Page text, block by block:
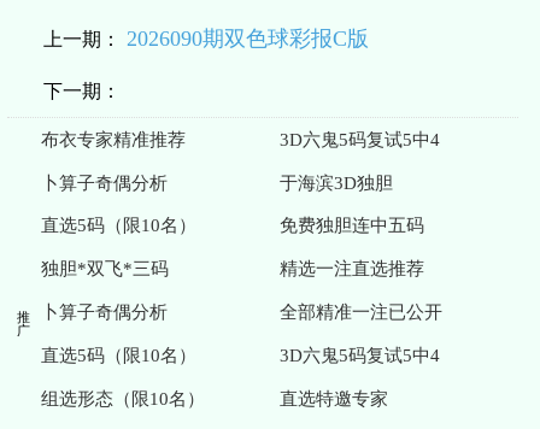
上一期： 2026090期双色球彩报C版
下一期：
推广
布衣专家精准推荐 3D六鬼5码复试5中4
卜算子奇偶分析 于海滨3D独胆
直选5码（限10名） 免费独胆连中五码
独胆*双飞*三码 精选一注直选推荐
卜算子奇偶分析 全部精准一注已公开
直选5码（限10名） 3D六鬼5码复试5中4
组选形态（限10名） 直选特邀专家